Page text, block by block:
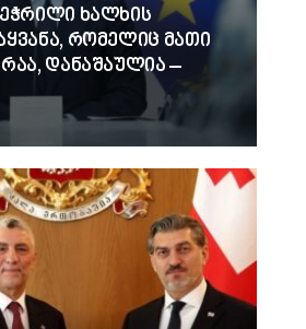
ხალხის
რომელიც მათი
დანაშაულია –